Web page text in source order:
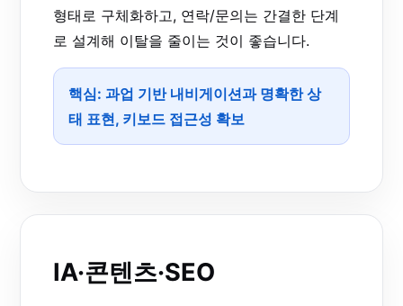
형태로 구체화하고, 연락/문의는 간결한 단계
로 설계해 이탈을 줄이는 것이 좋습니다.
핵심: 과업 기반 내비게이션과 명확한 상
태 표현, 키보드 접근성 확보
IA·콘텐츠·SEO